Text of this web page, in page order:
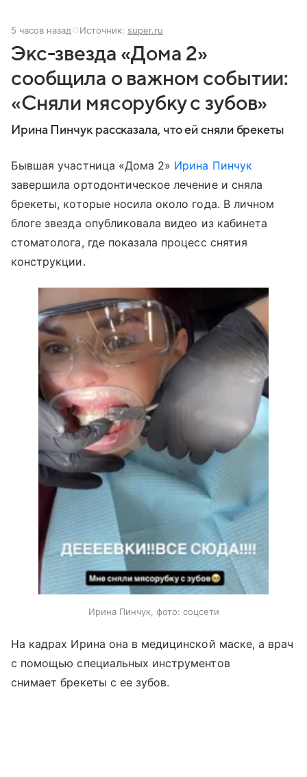
5 часов назад Источник: super.ru
Экс-звезда «Дома 2»
сообщила о важном событии:
«Сняли мясорубку с зубов»
Ирина Пинчук рассказала, что ей сняли брекеты
Бывшая участница «Дома 2» Ирина Пинчук
завершила ортодонтическое лечение и сняла
брекеты, которые носила около года. В личном
блоге звезда опубликовала видео из кабинета
стоматолога, где показала процесс снятия
конструкции.
Ирина Пинчук, фото: соцсети
На кадрах Ирина она в медицинской маске, а врач
с помощью специальных инструментов
снимает брекеты с ее зубов.